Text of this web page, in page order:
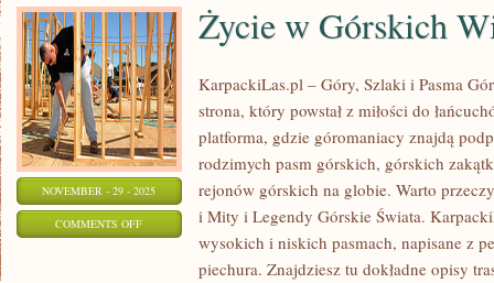
NOVEMBER - 29 - 2025
COMMENTS OFFON
Życie w Górskich
KarpackiLas.pl – Góry, Szlaki i Pasma
strona, który powstał z miłości do
platforma, gdzie góromaniacy znajdą
rodzimych pasm górskich, górskich
rejonów górskich na globie. Warto
i Mity i Legendy Górskie Świata.
wysokich i niskich pasmach, napisane z
piechura. Znajdziesz tu dokładne opisy